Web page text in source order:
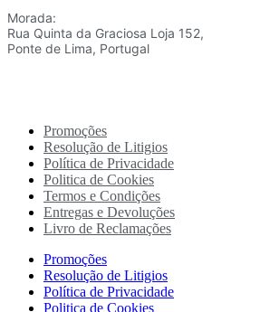
Morada:
Rua Quinta da Graciosa Loja 152,
Ponte de Lima, Portugal
Promoções
Resolução de Litigios
Política de Privacidade
Politica de Cookies
Termos e Condições
Entregas e Devoluções
Livro de Reclamações
Promoções
Resolução de Litigios
Política de Privacidade
Politica de Cookies